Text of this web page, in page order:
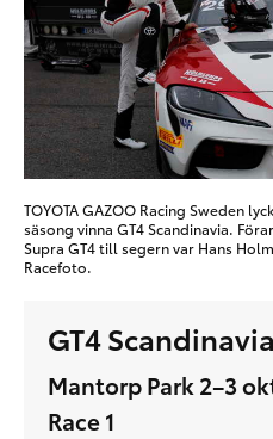
TOYOTA GAZOO Racing Sweden
säsong vinna GT4 Scandinavia.
Supra GT4 till segern var Hans
Racefoto.
GT4 Scandinavia
Mantorp Park 2–3
Race 1